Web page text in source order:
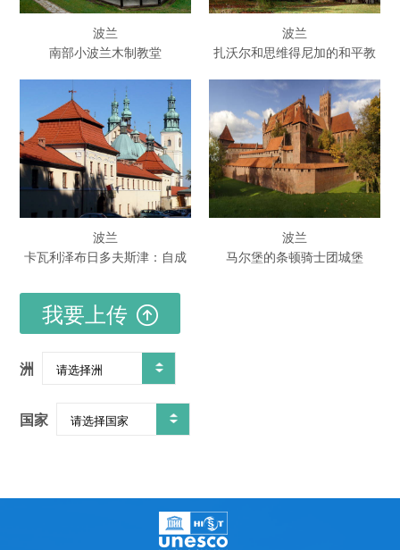
波兰
南部小波兰木制教堂
波兰
扎沃尔和思维得尼加的和平教
波兰
卡瓦利泽布日多夫斯津：自成
波兰
马尔堡的条顿骑士团城堡
我要上传
洲
国家